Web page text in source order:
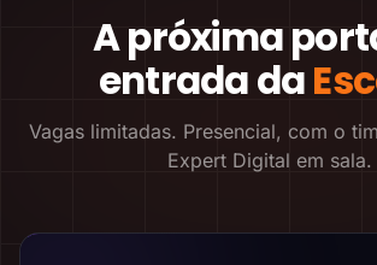
A próxima
entrada da
Vagas limitadas. Presencial, com o
Expert Digital em sala.